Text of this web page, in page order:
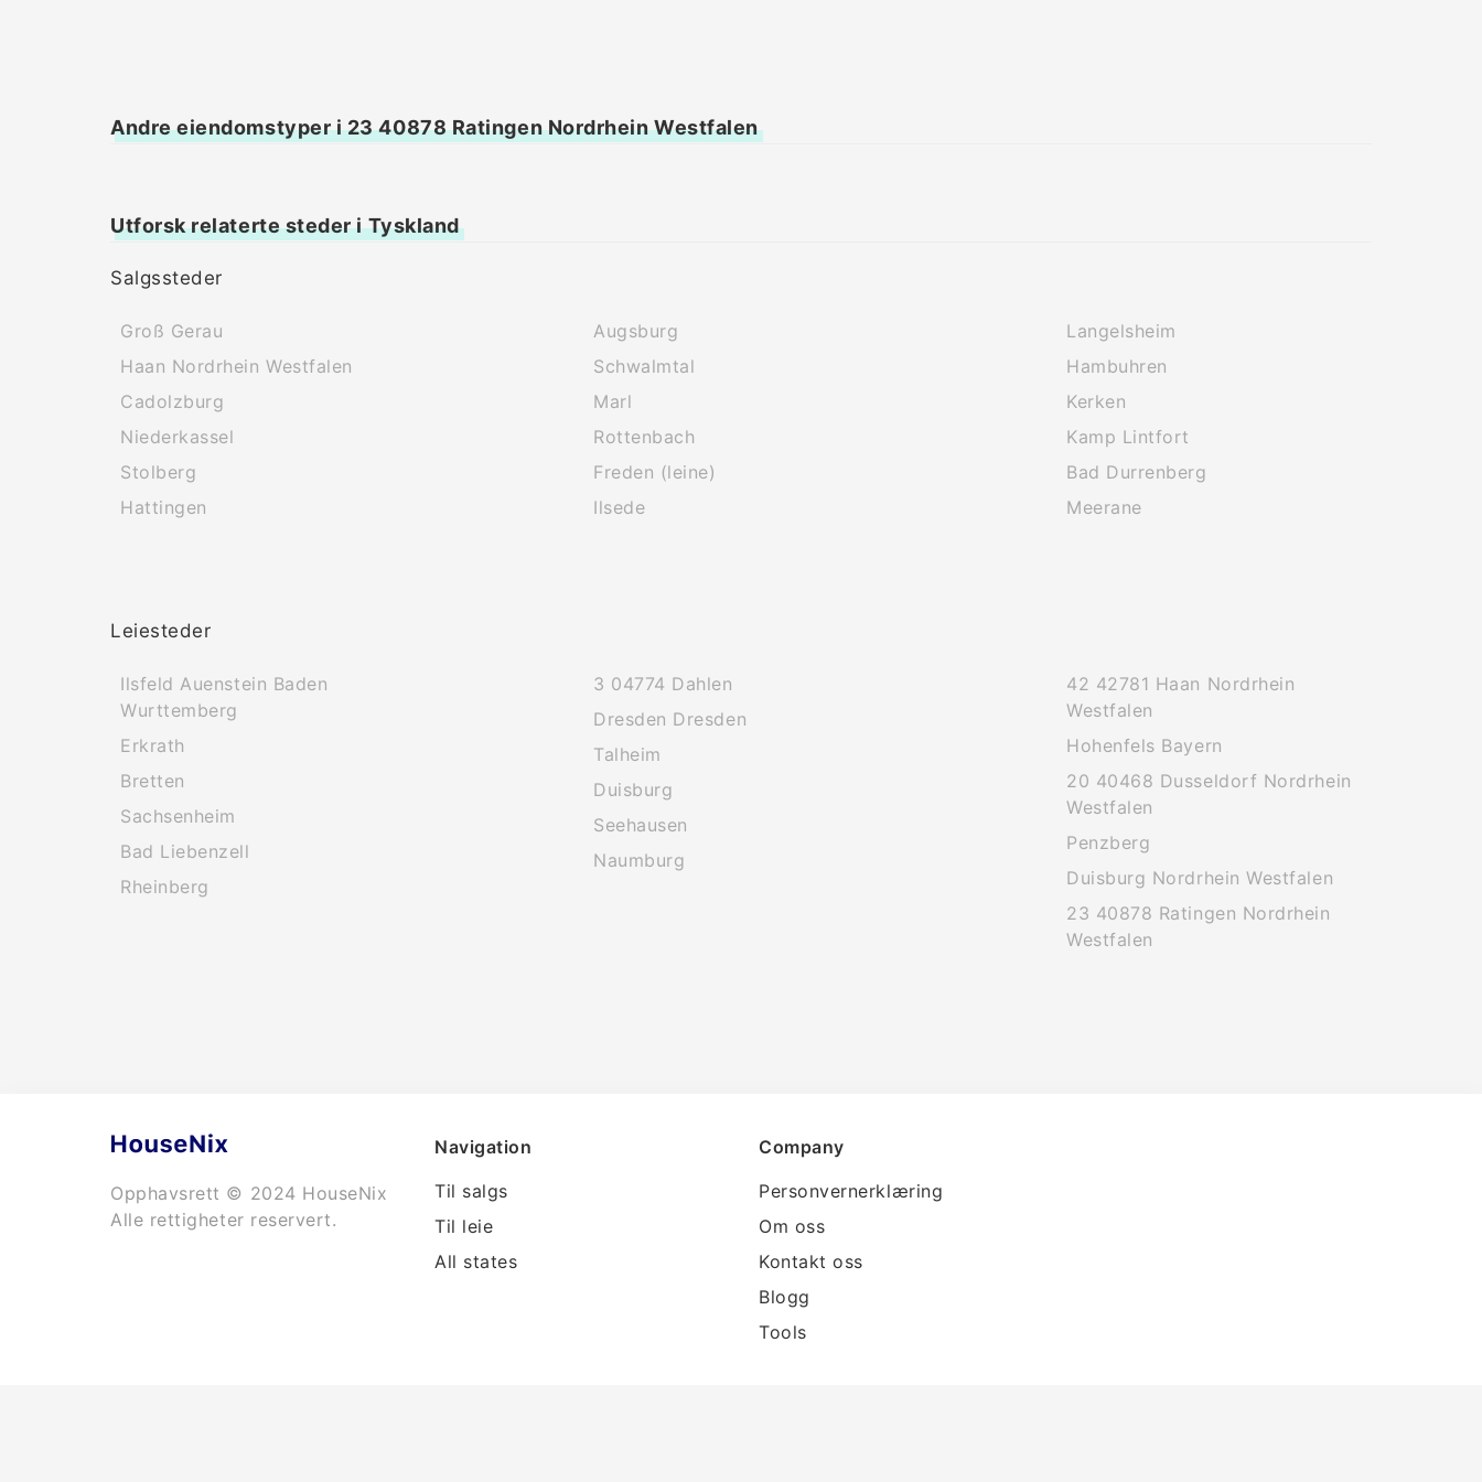
Andre eiendomstyper i 23 40878 Ratingen Nordrhein Westfalen
Utforsk relaterte steder i Tyskland
Salgssteder
Groß Gerau
Haan Nordrhein Westfalen
Cadolzburg
Niederkassel
Stolberg
Hattingen
Augsburg
Schwalmtal
Marl
Rottenbach
Freden (leine)
Ilsede
Langelsheim
Hambuhren
Kerken
Kamp Lintfort
Bad Durrenberg
Meerane
Leiesteder
Ilsfeld Auenstein Baden
Wurttemberg
Erkrath
Bretten
Sachsenheim
Bad Liebenzell
Rheinberg
3 04774 Dahlen
Dresden Dresden
Talheim
Duisburg
Seehausen
Naumburg
42 42781 Haan Nordrhein
Westfalen
Hohenfels Bayern
20 40468 Dusseldorf Nordrhein
Westfalen
Penzberg
Duisburg Nordrhein Westfalen
23 40878 Ratingen Nordrhein
Westfalen
Opphavsrett © 2024 HouseNix
Alle rettigheter reservert.
Navigation
Til salgs
Til leie
All states
Company
Personvernerklæring
Om oss
Kontakt oss
Blogg
Tools